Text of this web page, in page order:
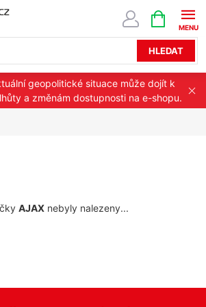
HLEDAT
NÁKUPNÍ
KOŠÍK
geopolitické situace může dojít k
a změnám dostupnosti na e-shopu.
AJAX nebyly nalezeny...